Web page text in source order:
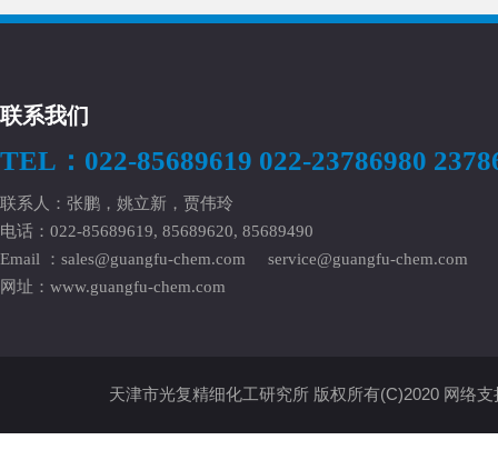
联系我们
TEL：022-85689619 022-23786980
联系人：张鹏，姚立新，贾伟玲
电话：022-85689619, 85689620, 85689490
Email ： sales@guangfu-chem.com
service@guangfu-chem.com
网址： www.guangfu-chem.com
天津市光复精细化工研究所版权所有(C)2020 网络支